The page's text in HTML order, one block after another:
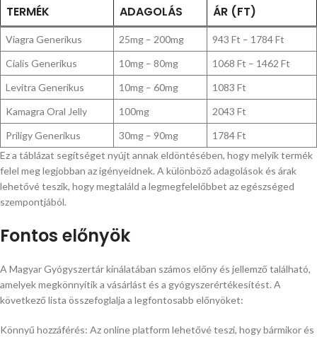
TERMÉK ADAGOLÁS ÁR (FT)
Viagra Generikus 25mg – 200mg
943 Ft – 1784 Ft
Cialis Generikus
10mg – 80mg
1068 Ft – 1462 Ft
Levitra Generikus
10mg – 60mg
1083 Ft
Kamagra Oral Jelly
100mg
2043 Ft
Priligy Generikus
30mg – 90mg
1784 Ft
Ez a táblázat segítséget nyújt annak eldöntésében, hogy melyik termék
felel meg legjobban az igényeidnek. A különböző adagolások és árak
lehetővé teszik, hogy megtaláld a legmegfelelőbbet az egészséged
szempontjából.
Fontos előnyök
A Magyar Gyógyszertár kínálatában számos előny és jellemző található,
amelyek megkönnyítik a vásárlást és a gyógyszerértékesítést. A
következő lista összefoglalja a legfontosabb előnyöket:
Könnyű hozzáférés: Az online platform lehetővé teszi, hogy bármikor és